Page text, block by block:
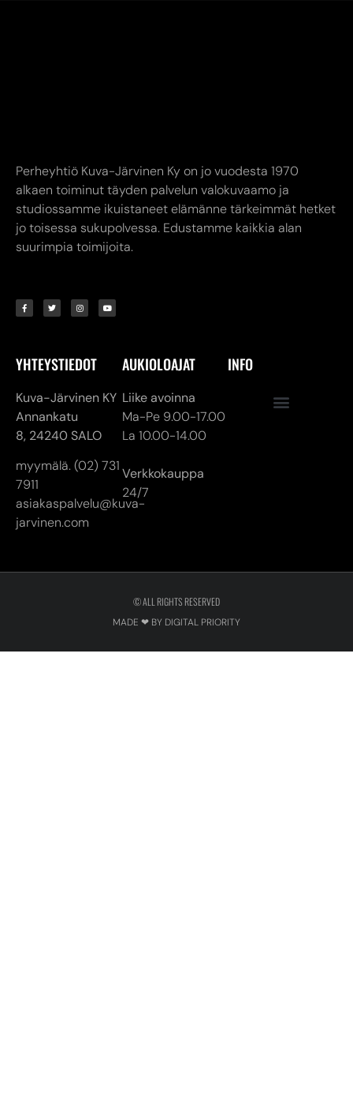
Perheyhtiö Kuva-Järvinen Ky on jo vuodesta 1970
alkaen toiminut täyden palvelun valokuvaamo ja
studiossamme ikuistaneet elämänne tärkeimmät hetket
jo toisessa sukupolvessa. Edustamme kaikkia alan
suurimpia toimijoita.
YHTEYSTIEDOT
Kuva-Järvinen KY
Annankatu
8, 24240 SALO
myymälä. (02) 731
7911
asiakaspalvelu@kuva-
jarvinen.com
AUKIOLOAJAT
Liike avoinna
Ma-Pe 9.00-17.00
La 10.00-14.00
Verkkokauppa
24/7
INFO
© ALL RIGHTS RESERVED
MADE ❤ BY DIGITAL PRIORITY